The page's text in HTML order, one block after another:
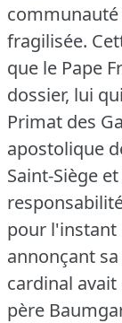
fragilisée.
que le Pape
dossier, lui
Primat des
apostolique
Saint-Siège
pour l'instant
annonçant
cardinal
père